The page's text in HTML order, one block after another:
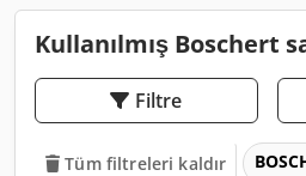
Kullanılmış Boschert
Filtre
Tüm filtreleri kaldır